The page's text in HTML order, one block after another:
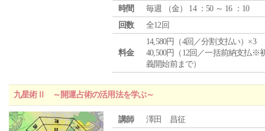
時間
毎週 （金） 14 ：50 ～ 16 ：10
回数
全12回
料金
14,580円（4回／分割支払い）×3
40,500円（12回／一括前納支払※
義開始前まで）
九星術Ⅱ ～開運占術の活用法を学ぶ～
講師 澤田 昌征